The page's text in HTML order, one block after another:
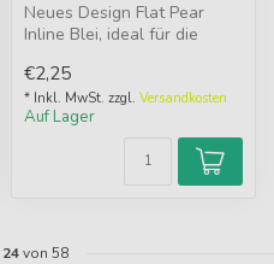
Neues Design Flat Pear
Inline Blei, ideal für die
spezie...
€2,25
* Inkl. MwSt. zzgl. Versandkosten
Auf Lager
24von 58